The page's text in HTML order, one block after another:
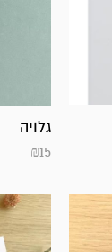
גלויה |
₪15